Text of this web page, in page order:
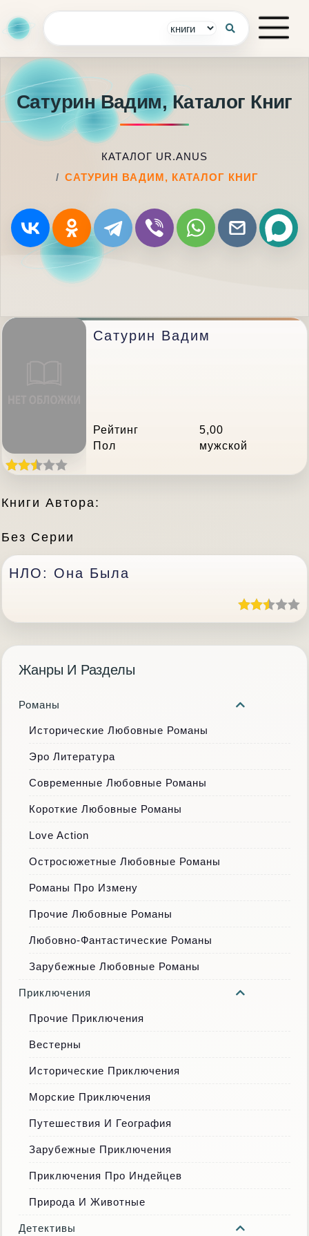
Сатурин Вадим, Каталог Книг
КАТАЛОГ UR.ANUS
САТУРИН ВАДИМ, КАТАЛОГ КНИГ
Сатурин Вадим
Рейтинг
5,00
Пол
мужской
Книги Автора:
Без Серии
НЛО: Она Была
Жанры И Разделы
Романы
Исторические Любовные Романы
Эро Литература
Современные Любовные Романы
Короткие Любовные Романы
Love Action
Остросюжетные Любовные Романы
Романы Про Измену
Прочие Любовные Романы
Любовно-Фантастические Романы
Зарубежные Любовные Романы
Приключения
Прочие Приключения
Вестерны
Исторические Приключения
Морские Приключения
Путешествия И География
Зарубежные Приключения
Приключения Про Индейцев
Природа И Животные
Детективы